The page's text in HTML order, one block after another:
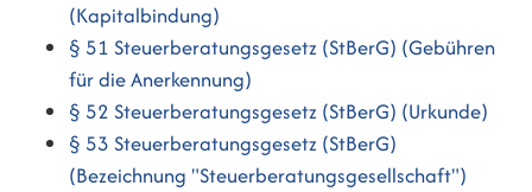
(Kapitalbindung)
§ 51 Steuerberatungsgesetz (StBerG) (Gebühren
für die Anerkennung)
§ 52 Steuerberatungsgesetz (StBerG) (Urkunde)
§ 53 Steuerberatungsgesetz (StBerG)
(Bezeichnung "Steuerberatungsgesellschaft")